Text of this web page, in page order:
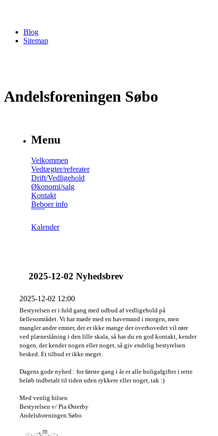
Blog
Sitemap
Andelsforeningen Søbo
Menu
Velkommen
Vedtægter/referater
Drift/Vedligehold
Økonomi/salg
Kontakt
Beboer info
Kalender
2025-12-02 Nyhedsbrev
2025-12-02 12:00
Bestyrelsen er i fuld gang med udbud af vedligehold på
fællesområdet. Vi har møde med en havemand i morgen, men
mangler andre emner, der er ikke mange der overhovedet vil røre
ved plæneslåning i den lille skala, så har du en god kontakt, kender
nogen, der kender nogen eller noget, så giv endelig bestyrelsen
besked. Et tilbud er ikke meget.
Dagens gode nyhed : for første gang i år er alle boligafgifter i rette
beløb indbetalt til tiden uden rykkere eller noget, tak :)
Med venlig hilsen
Bestyrelsen v/ Pia Østerby
Andelsforeningen Søbo